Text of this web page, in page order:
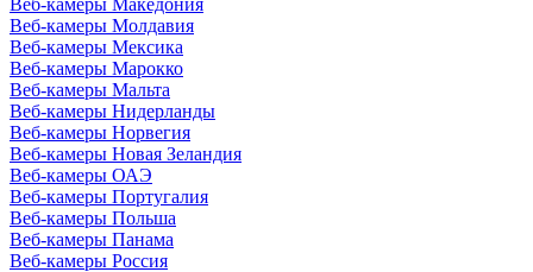
Веб-камеры Молдавия
Веб-камеры Мексика
Веб-камеры Марокко
Веб-камеры Мальта
Веб-камеры Нидерланды
Веб-камеры Норвегия
Веб-камеры Новая Зеландия
Веб-камеры ОАЭ
Веб-камеры Португалия
Веб-камеры Польша
Веб-камеры Панама
Веб-камеры Россия